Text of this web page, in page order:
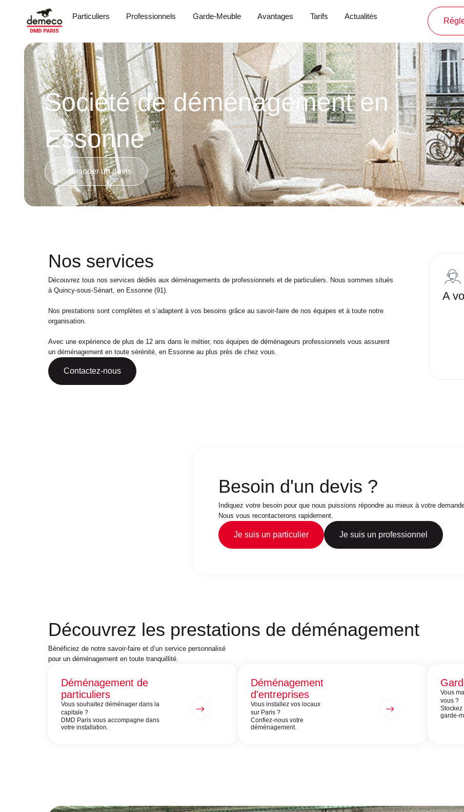
Particuliers Professionnels Garde-Meuble Avantages Tarifs Actualités
Société de déménagement en
Essonne
Demander un devis
Nos services
Découvrez tous nos services dédiés aux déménagements de professionnels et de particuliers. Nous sommes situés
à Quincy-sous-Sénart, en Essonne (91).
Nos prestations sont complètes et s’adaptent à vos besoins grâce au savoir-faire de nos équipes et à toute notre
organisation.
Avec une expérience de plus de 12 ans dans le métier, nos équipes de déménageurs professionnels vous assurent
un déménagement en toute sérénité, en Essonne au plus près de chez vous.
Contactez-nous
A
Besoin d'un devis ?
Indiquez votre besoin pour que nous puissions répondre au mieux à votre
Nous vous recontacterons rapidement.
Je suis un particulier Je suis un professionnel
Découvrez les prestations de déménagement
Bénéficiez de notre savoir-faire et d’un service personnalisé
pour un déménagement en toute tranquillité.
Déménagement de
particuliers
Vous souhaitez déménager dans la
capitale ?
DMD Paris vous accompagne dans
votre installation.
Déménagement
d'entreprises
Vous installez vos locaux
sur Paris ?
Confiez-nous votre
déménagement.
Vous
vous ?
Stockez
garde-